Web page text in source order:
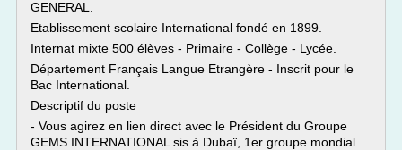
GENERAL.
Etablissement scolaire International fondé en 1899.
Internat mixte 500 élèves - Primaire - Collège - Lycée.
Département Français Langue Etrangère - Inscrit pour le
Bac International.
Descriptif du poste
- Vous agirez en lien direct avec le Président du Groupe
GEMS INTERNATIONAL sis à Dubaï, 1er groupe mondial